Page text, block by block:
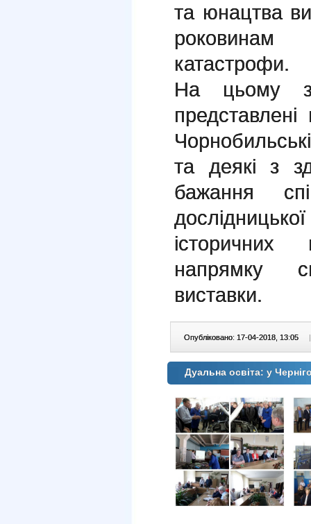
та юнацтва
катастрофи.
На цьому
та деякі з
бажання
напрямку
виставки.
Опубліковано: 17-04-2018, 13:05 |
Дуальна освіта: у